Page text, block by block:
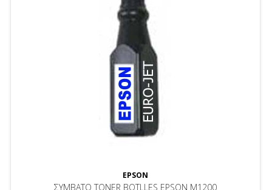
EPSON
ΣΥΜΒΑΤΟ TONER BOTLLES EPSON M1200